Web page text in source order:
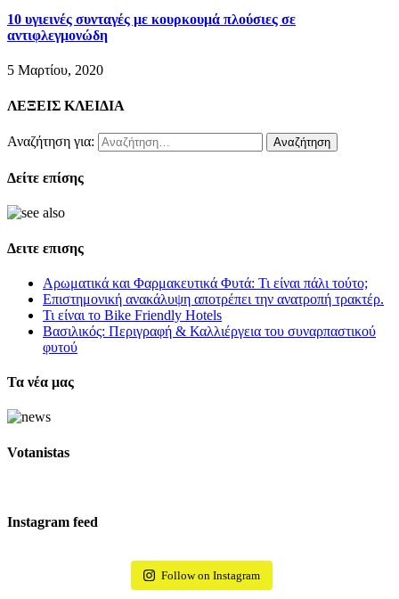
10 υγιεινές συνταγές με κουρκουμά πλούσιες σε
αντιφλεγμονώδη
5 Μαρτίου, 2020
ΛΕΞΕΙΣ ΚΛΕΙΔΙΑ
Αναζήτηση για:
Δείτε επίσης
Δειτε επισης
Αρωματικά και Φαρμακευτικά Φυτά: Τι είναι πάλι τούτο;
Επιστημονική ανακάλυψη αποτρέπει την ανατροπή τρακτέρ.
Τι είναι το Bike Friendly Hotels
Βασιλικός: Περιγραφή & Καλλιέργεια του συναρπαστικού
φυτού
Τα νέα μας
Votanistas
Instagram feed
Follow on Instagram